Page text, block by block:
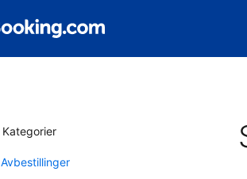
Kategorier
Avbestillinger